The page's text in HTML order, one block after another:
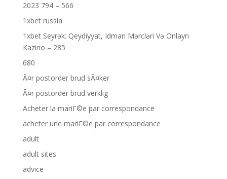
2023 794 – 566
1xbet russia
1xbet Seyrək: Qeydiyyat, Idman Mərcləri Və Onlayn
Kazino – 285
680
Ã¤r postorder brud sÃ¤ker
Ã¤r postorder brud verklig
Acheter la mariГ©e par correspondance
acheter une mariГ©e par correspondance
adult
adult sites
advice